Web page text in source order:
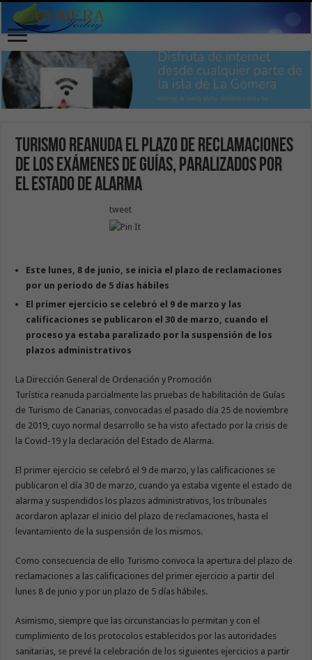
Turismo reanuda el plazo de reclamaciones
de los exámenes de guías, paralizados por
el estado de alarma
tweet
Este lunes, 8 de junio, se inicia el plazo de reclamaciones
por un período de 5 días hábiles
El primer ejercicio se celebró el 9 de marzo y las
calificaciones se publicaron el 30 de marzo, cuando el
proceso ya estaba paralizado por la suspensión de los
plazos administrativos
La Dirección General de Ordenación y Promoción
Turística reanuda parcialmente las pruebas de habilitación de Guías
de Turismo de Canarias, convocadas el pasado día 25 de noviembre
de 2019, cuyo normal desarrollo se ha visto afectado por la crisis de
la Covid-19 y la declaración del Estado de Alarma.
El primer ejercicio se celebró el 9 de marzo, y las calificaciones se
publicaron el día 30 de marzo, cuando ya estaba vigente el estado de
alarma y suspendidos los plazos administrativos, los tribunales
acordaron aplazar el inicio del plazo de reclamaciones, hasta el
levantamiento de la suspensión de los mismos.
Como consecuencia de ello Turismo convoca la apertura del plazo de
reclamaciones a las calificaciones del primer ejercicio a partir del
lunes 8 de junio y por un plazo de 5 días hábiles.
Asimismo, siempre que las circunstancias lo permitan y con el
cumplimiento de los protocolos establecidos por las autoridades
sanitarias, se prevé la celebración de los siguientes ejercicios a partir